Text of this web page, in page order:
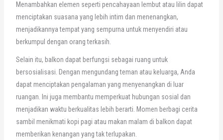
Menambahkan elemen seperti pencahayaan lembut atau lilin dapat
menciptakan suasana yang lebih intim dan menenangkan,
menjadikannya tempat yang sempurna untuk menyendiri atau
berkumpul dengan orang terkasih.
Selain itu, balkon dapat berfungsi sebagai ruang untuk
bersosialisasi. Dengan mengundang teman atau keluarga, Anda
dapat menciptakan pengalaman yang menyenangkan di luar
ruangan. Ini juga membantu memperkuat hubungan sosial dan
menjadikan waktu berkualitas lebih berarti. Momen berbagi cerita
sambil menikmati kopi pagi atau makan malam di balkon dapat
memberikan kenangan yang tak terlupakan.